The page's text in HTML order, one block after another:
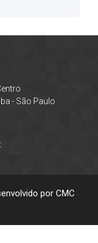
- São Paulo
por CMC